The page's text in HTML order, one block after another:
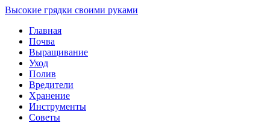
Высокие грядки своими руками
Главная
Почва
Выращивание
Уход
Полив
Вредители
Хранение
Инструменты
Советы